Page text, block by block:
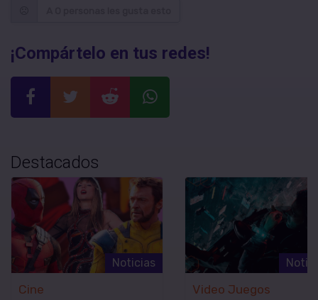
¡Compártelo en tus redes!
Destacados
Noticias
Cine Video Juegos